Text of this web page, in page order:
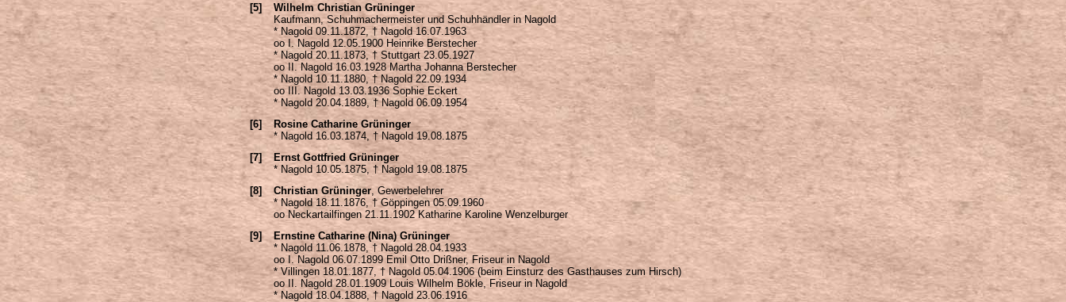
[5]
Wilhelm Christian Grüninger
Kaufmann, Schuhmachermeister und Schuhhändler in Nagold
* Nagold 09.11.1872, † Nagold 16.07.1963
oo I. Nagold 12.05.1900 Heinrike Berstecher
* Nagold 20.11.1873, † Stuttgart 23.05.1927
oo II. Nagold 16.03.1928 Martha Johanna Berstecher
* Nagold 10.11.1880, † Nagold 22.09.1934
oo III. Nagold 13.03.1936 Sophie Eckert
* Nagold 20.04.1889, † Nagold 06.09.1954
[6]
Rosine Catharine Grüninger
* Nagold 16.03.1874, † Nagold 19.08.1875
[7]
Ernst Gottfried Grüninger
* Nagold 10.05.1875, † Nagold 19.08.1875
[8]
Christian Grüninger, Gewerbelehrer
* Nagold 18.11.1876, † Göppingen 05.09.1960
oo Neckartailfingen 21.11.1902 Katharine Karoline Wenzelburger
[9]
Ernstine Catharine (Nina) Grüninger
* Nagold 11.06.1878, † Nagold 28.04.1933
oo I. Nagold 06.07.1899 Emil Otto Drißner, Friseur in Nagold
* Villingen 18.01.1877, † Nagold 05.04.1906 (beim Einsturz des Gasthauses zum Hirsch)
oo II. Nagold 28.01.1909 Louis Wilhelm Bökle, Friseur in Nagold
* Nagold 18.04.1888, † Nagold 23.06.1916